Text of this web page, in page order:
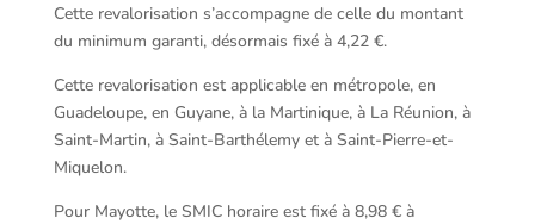
Cette revalorisation s’accompagne de celle du montant
du minimum garanti, désormais fixé à 4,22 €.
Cette revalorisation est applicable en métropole, en
Guadeloupe, en Guyane, à la Martinique, à La Réunion, à
Saint-Martin, à Saint-Barthélemy et à Saint-Pierre-et-
Miquelon.
Pour Mayotte, le SMIC horaire est fixé à 8,98 € à